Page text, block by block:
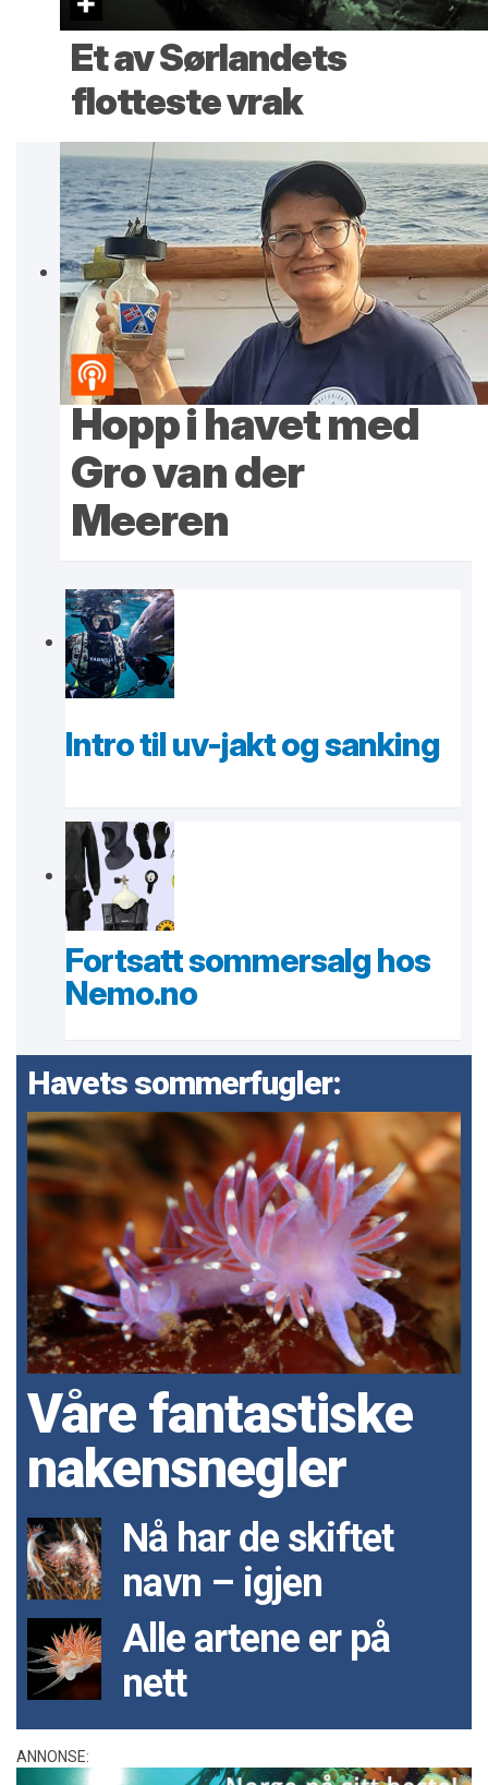
Et av Sørlandets
flotteste vrak
Hopp i havet med
Gro van der
Meeren
Intro til uv-jakt og sanking
Fortsatt sommersalg hos
Nemo.no
Havets sommerfugler:
Våre fantastiske
nakensnegler
Nå har de skiftet
navn – igjen
Alle artene er på
nett
ANNONSE: